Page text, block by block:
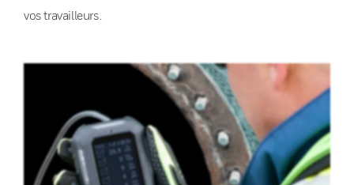
vos travailleurs.